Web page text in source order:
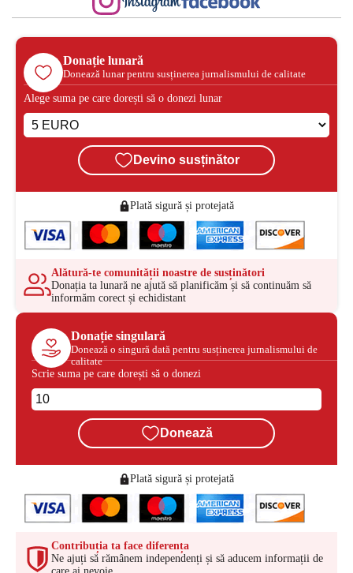
Donație lunară
Donează lunar pentru susținerea jurnalismului de calitate
Alege suma pe care dorești să o donezi lunar
Devino susținător
Plată sigură și protejată
Alătură-te comunității noastre de susținători
Donația ta lunară ne ajută să planificăm și să continuăm să
informăm corect și echidistant
Donație singulară
Donează o singură dată pentru susținerea jurnalismului de
calitate
Scrie suma pe care dorești să o donezi
Donează
Plată sigură și protejată
Contribuția ta face diferența
Ne ajuți să rămânem independenți și să aducem informații de